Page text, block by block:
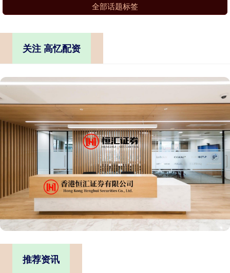
全部话题标签
关注 高忆配资
推荐资讯